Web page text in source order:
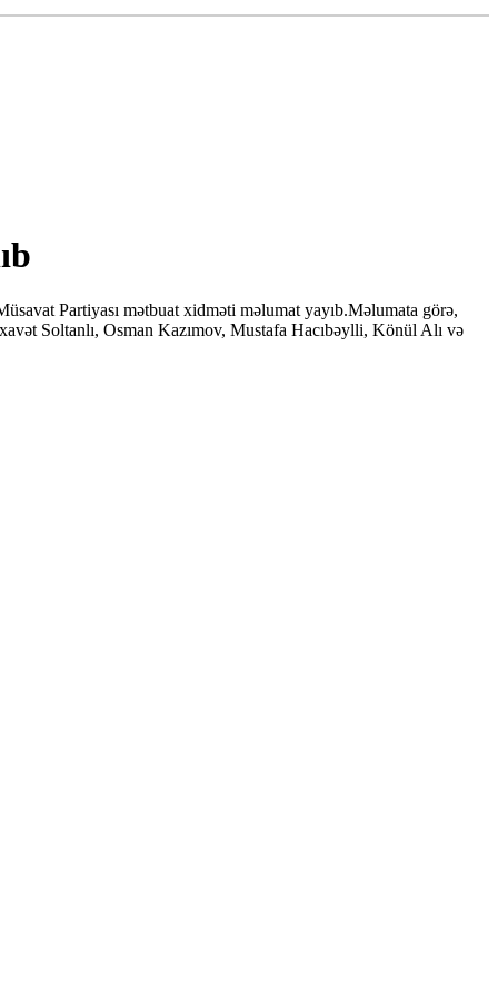
Partiyası mətbuat xidməti məlumat yayıb.Məlumata görə,
Soltanlı, Osman Kazımov, Mustafa Hacıbəylli, Könül Alı və